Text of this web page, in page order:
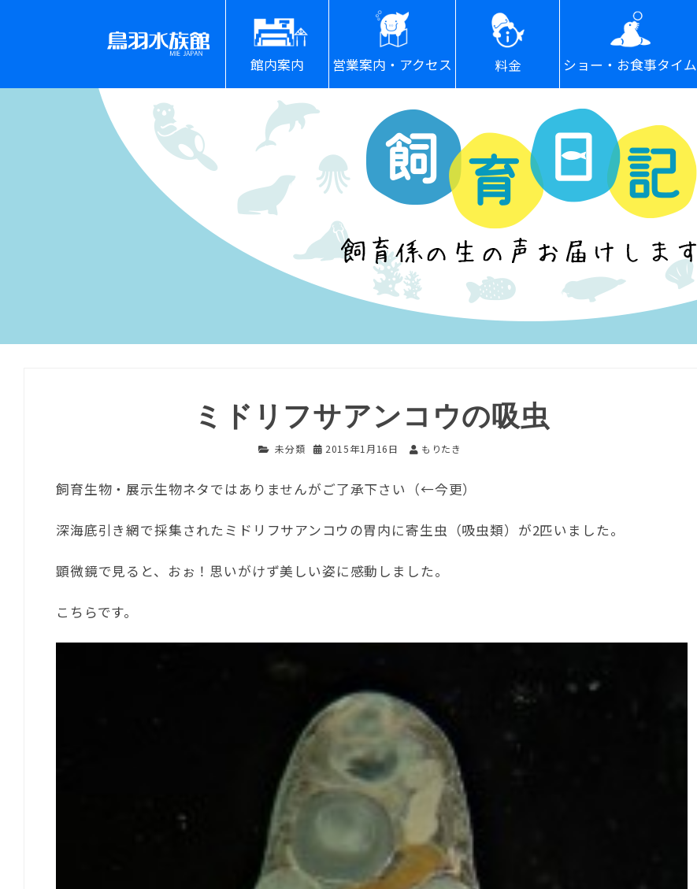
館内案内 営業案内・アクセス 料金 ショー・お食事タイム
ミドリフサアンコウの吸虫
未分類 2015年1月16日 もりたき
飼育生物・展示生物ネタではありませんがご了承下さい（←今更）
深海底引き網で採集されたミドリフサアンコウの胃内に寄生虫（吸虫類）が2匹いました。
顕微鏡で見ると、おぉ！思いがけず美しい姿に感動しました。
こちらです。